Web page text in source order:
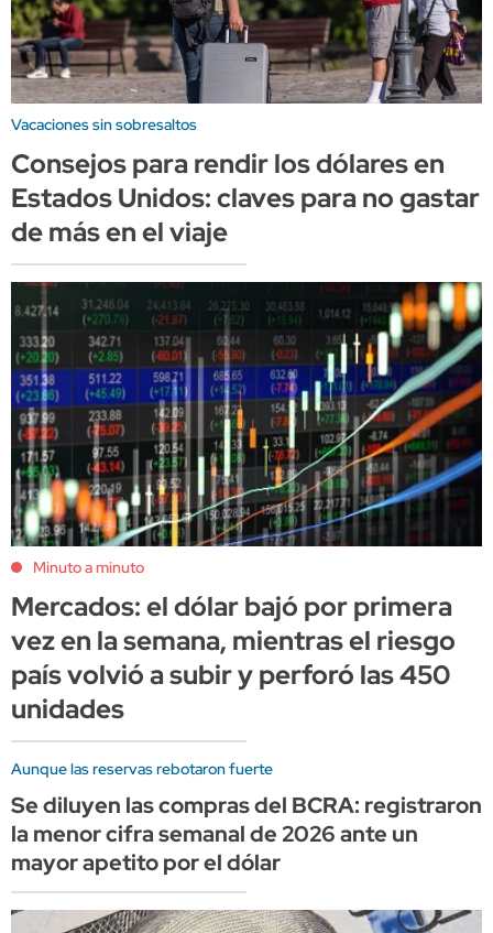
Vacaciones sin sobresaltos
Consejos para rendir los dólares en
Estados Unidos: claves para no gastar
de más en el viaje
Minuto a minuto
Mercados: el dólar bajó por primera
vez en la semana, mientras el riesgo
país volvió a subir y perforó las 450
unidades
Aunque las reservas rebotaron fuerte
Se diluyen las compras del BCRA: registraron
la menor cifra semanal de 2026 ante un
mayor apetito por el dólar